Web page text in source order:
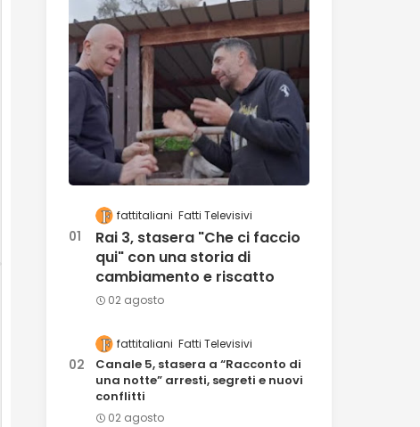
fattitaliani Fatti Televisivi
Rai 3, stasera "Che ci faccio
qui" con una storia di
cambiamento e riscatto
02 agosto
fattitaliani Fatti Televisivi
Canale 5, stasera a “Racconto di
una notte” arresti, segreti e nuovi
conflitti
02 agosto